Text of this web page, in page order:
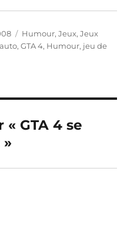
Catégories
Humour,Jeux,Jeux
,GTA 4, Humour, jeu de
GTA 4 se